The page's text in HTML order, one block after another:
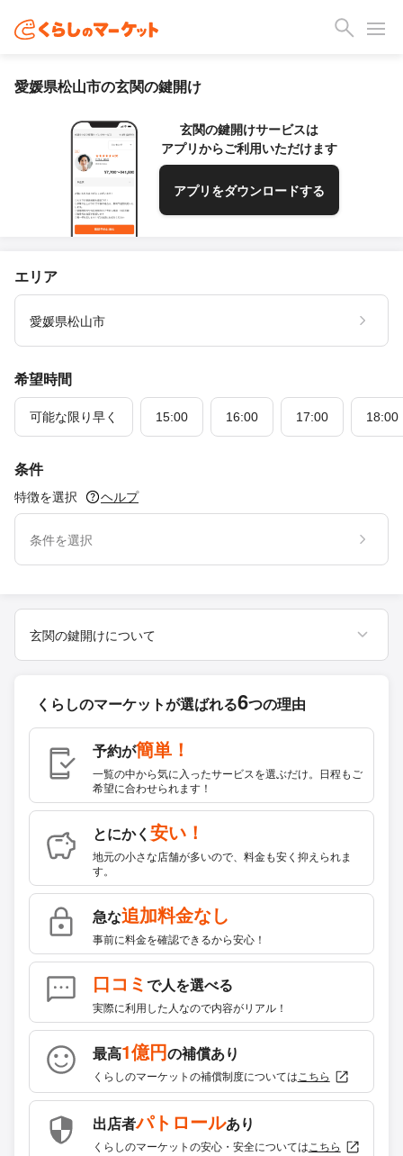
愛媛県松山市の玄関の鍵開け
玄関の鍵開けサービスは
アプリからご利用いただけます
アプリをダウンロードする
エリア
愛媛県松山市
希望時間
可能な限り早く 15:00 16:00 17:00 18:00
条件
特徴を選択 ヘルプ
条件を選択
玄関の鍵開けについて
くらしのマーケットが選ばれる6つの理由
予約が簡単！
一覧の中から気に入ったサービスを選ぶだけ。日程もご
希望に合わせられます！
とにかく 安い！
地元の小さな店舗が多いので、料金も安く抑えられま
す。
急な追加料金なし
事前に料金を確認できるから安心！
口コミで人を選べる
実際に利用した人なので内容がリアル！
最高1億円の補償あり
くらしのマーケットの補償制度については こちら
出店者パトロールあり
くらしのマーケットの安心・安全については こちら